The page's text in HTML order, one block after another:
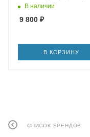
В наличии
9 800 ₽
В КОРЗИНУ
СПИСОК БРЕНДОВ